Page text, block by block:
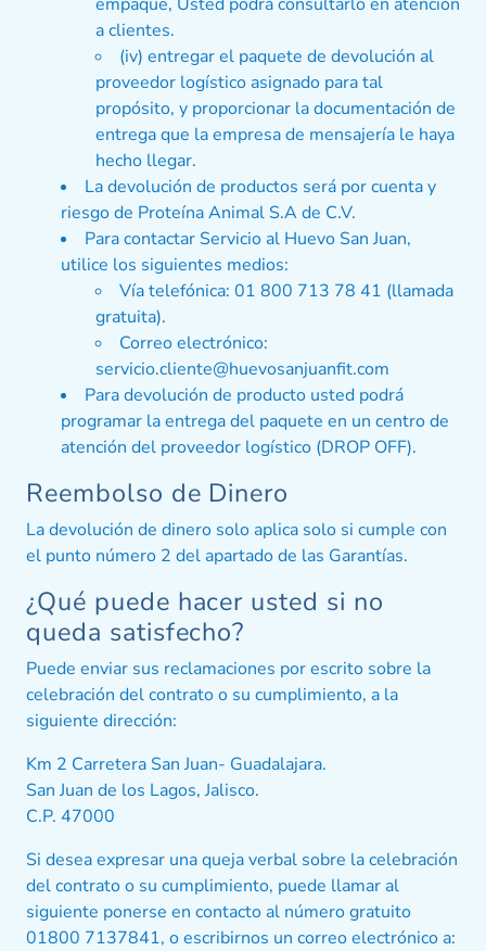
a clientes.
(iv) entregar el paquete de devolución al
proveedor logístico asignado para tal
propósito, y proporcionar la documentación de
entrega que la empresa de mensajería le haya
hecho llegar.
La devolución de productos será por cuenta y
riesgo de Proteína Animal S.A de C.V.
Para contactar Servicio al Huevo San Juan,
utilice los siguientes medios:
Vía telefónica: 01 800 713 78 41 (llamada
gratuita).
Correo electrónico:
servicio.cliente@huevosanjuanfit.com
Para devolución de producto usted podrá
programar la entrega del paquete en un centro de
atención del proveedor logístico (DROP OFF).
Reembolso de Dinero
La devolución de dinero solo aplica solo si cumple con
el punto número 2 del apartado de las Garantías.
¿Qué puede hacer usted si no
queda satisfecho?
Puede enviar sus reclamaciones por escrito sobre la
celebración del contrato o su cumplimiento, a la
siguiente dirección:
Km 2 Carretera San Juan- Guadalajara.
San Juan de los Lagos, Jalisco.
C.P. 47000
Si desea expresar una queja verbal sobre la celebración
del contrato o su cumplimiento, puede llamar al
siguiente ponerse en contacto al número gratuito
01800 7137841, o escribirnos un correo electrónico a: